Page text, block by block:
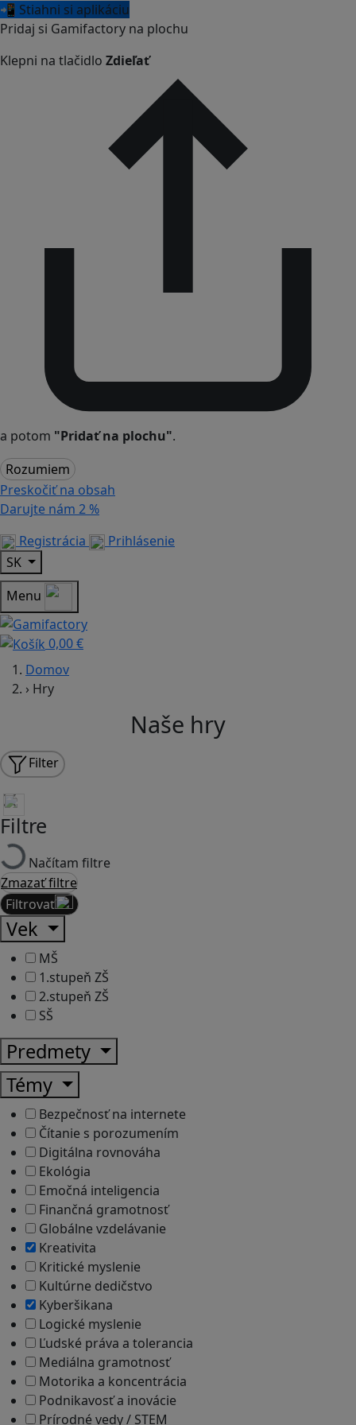
📲 Stiahni si aplikáciu
Pridaj si Gamifactory na plochu
Klepni na tlačidlo Zdieľať
a potom "Pridať na plochu".
Rozumiem
Preskočiť na obsah
Darujte nám 2 %
Registrácia
Prihlásenie
SK
Menu
0,00 €
Domov
› Hry
Naše hry
Filter
Filtre
Načítam filtre
Zmazať filtre
Filtrovať
Vek
MŠ
1.stupeň ZŠ
2.stupeň ZŠ
SŠ
Predmety
Témy
Bezpečnosť na internete
Čítanie s porozumením
Digitálna rovnováha
Ekológia
Emočná inteligencia
Finančná gramotnosť
Globálne vzdelávanie
Kreativita
Kritické myslenie
Kultúrne dedičstvo
Kyberšikana
Logické myslenie
Ľudské práva a tolerancia
Mediálna gramotnosť
Motorika a koncentrácia
Podnikavosť a inovácie
Prírodné vedy / STEM